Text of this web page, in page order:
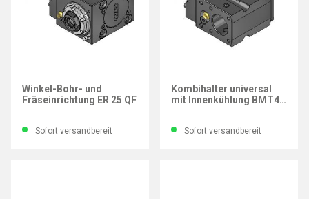
Winkel-Bohr- und
Fräseinrichtung ER 25 QF
Sofort versandbereit
Kombihalter universal
mit Innenkühlung BMT45
Sofort versandbereit